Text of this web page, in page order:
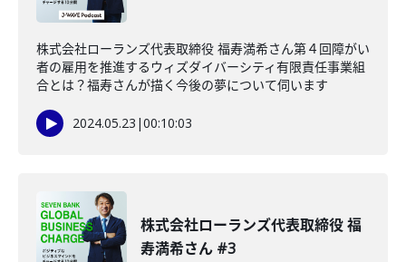
株式会社ローランズ代表取締役 福寿満希さん第４回障がい
者の雇用を推進するウィズダイバーシティ有限責任事業組
合とは？福寿さんが描く今後の夢について伺います
2024.05.23 |00:10:03
株式会社ローランズ代表取締役 福
寿満希さん #3